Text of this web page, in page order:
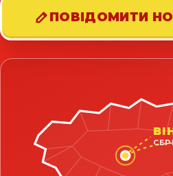
ПОВІДОМИТИ